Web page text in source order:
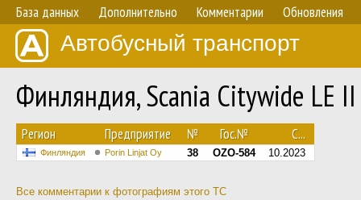
База данных Дополнительно Комментарии Обновления
Автобусный транспорт
Финляндия, Scania Citywide LE
Регион Предприятие № Гос.№ С...
Финляндия Porin Linjat Oy 38 OZO-584 10.2023
Все комментарии к фотографиям этого ТС